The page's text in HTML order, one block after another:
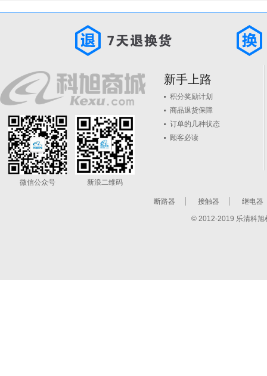
微信公众号 新浪二维码
新手上路
积分奖励计划
商品退货保障
订单的几种状态
顾客必读
断路器 接触器 继电器
© 2012-2019 乐清科旭